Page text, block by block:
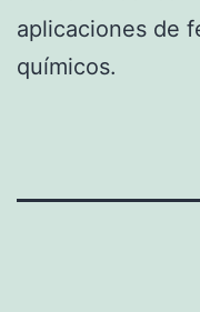
aplicaciones de
químicos.